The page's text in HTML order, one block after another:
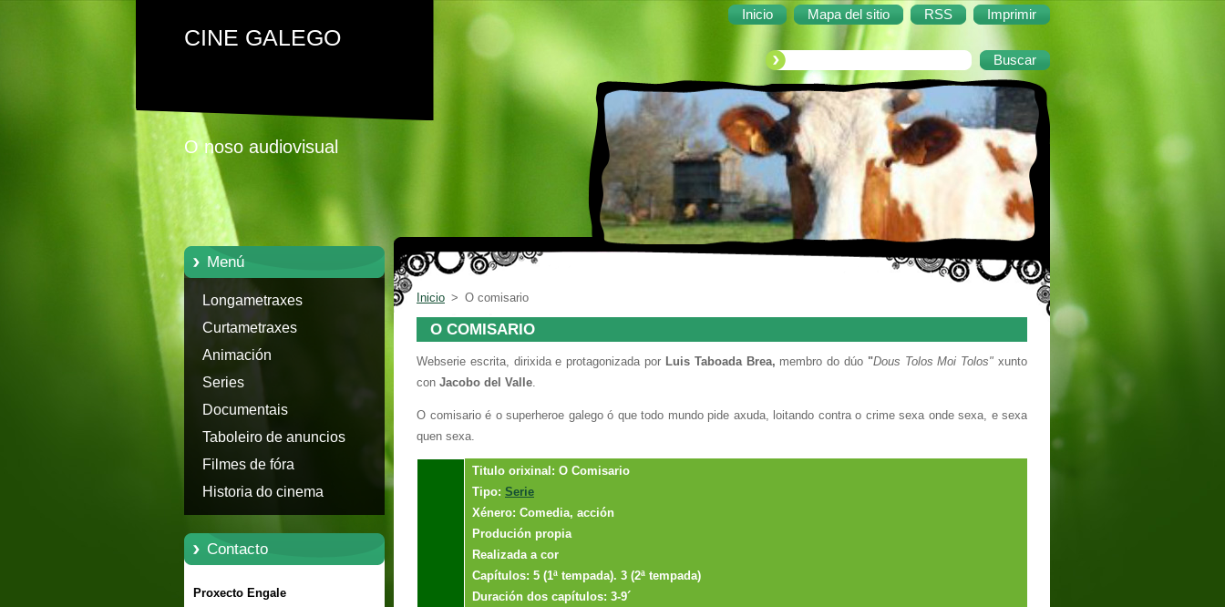
Inicio Mapa del sitio RSS Imprimir
CINE GALEGO
O noso audiovisual
Menú
Longametraxes
Curtametraxes
Animación
Series
Documentais
Taboleiro de anuncios
Filmes de fóra
Historia do cinema
Contacto
Proxecto Engale
Inicio > O comisario
O COMISARIO
Webserie escrita, dirixida e protagonizada por Luis Taboada Brea, membro do dúo"Dous Tolos Moi Tolos" xunto
con Jacobo del Valle
O comisario é o superheroe galego ó que todo mundo pide axuda, loitando contra o crime sexa onde sexa, e sexa
quen sexa.
Titulo orixinal: O Comisario
Tipo: Serie
Xénero: Comedia, acción
Produción propia
Realizada a cor
Capítulos: 5 (1ª tempada). 3 (2ª tempada)
Duración dos capítulos: 3-9´